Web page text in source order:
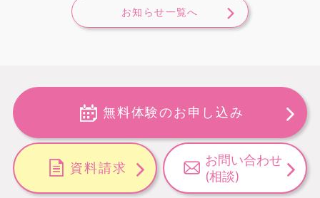
お知らせ一覧へ
無料体験のお申し込み
資料請求
お問い合わせ
(相談)